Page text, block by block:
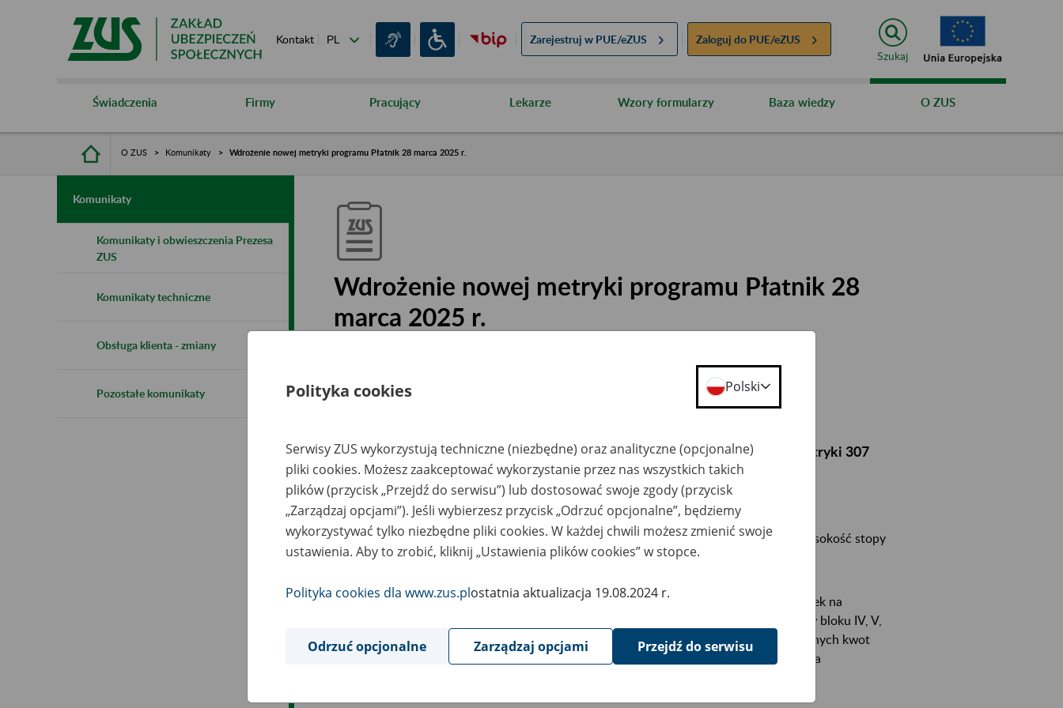
Kontakt Zarejestruj w PUE/eZUS Zaloguj do PUE/eZUS
Szukaj
Świadczenia Firmy Pracujący Lekarze Wzory formularzy Baza wiedzy O ZUS
O ZUS Komunikaty Wdrożenie nowej metryki programu Płatnik 28 marca 2025 r.
Komunikaty
Komunikaty i obwieszczenia Prezesa
ZUS
Komunikaty techniczne
Obsługa klienta - zmiany
Pozostałe komunikaty
Wdrożenie nowej metryki programu Płatnik 28
marca 2025 r.
28 marca 2025 r., w godzinach 18:00 – 23:30 planujemy wdrożenie nowej metryki 307
dla wersji 10.02.002 programu Płatnik.
Metryka wprowadza aktualizację informacji o wysokości stóp procentowych składki na
ubezpieczenie wypadkowe na nowy rok składkowy od 1.04.2025 r do 31.03.2026 r. Wysokość stopy
wynosi 1,67%.
Dodatkowo nowa metryka wprowadza zmiany w weryfikacji wykazywanych kwot składek na
dokumencie ZUS DRA w bloku IV, V, VII. Wprowadzone zmiany dotyczą sytuacji gdzie w bloku IV, V,
VII zostały podane błędne kwoty składek. W przypadku podania w bloku IV, V, VII błędnych kwot
składek program zablokuje możliwość przesłania do ZUS dokumentów do czasu podania
Polityka cookies Polski
Serwisy ZUS wykorzystują techniczne (niezbędne) oraz analityczne (opcjonalne)
pliki cookies. Możesz zaakceptować wykorzystanie przez nas wszystkich takich
plików (przycisk „Przejdź do serwisu”) lub dostosować swoje zgody (przycisk
„Zarządzaj opcjami”). Jeśli wybierzesz przycisk „Odrzuć opcjonalne”, będziemy
wykorzystywać tylko niezbędne pliki cookies. W każdej chwili możesz zmienić swoje
ustawienia. Aby to zrobić, kliknij „Ustawienia plików cookies” w stopce.
Polityka cookies dla www.zus.plostatnia aktualizacja 19.08.2024 r.
Odrzuć opcjonalne Zarządzaj opcjami Przejdź do serwisu